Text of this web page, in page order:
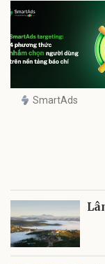
SmartAds